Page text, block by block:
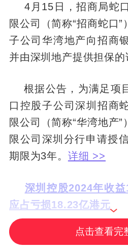
4月15日，招商局蛇
限公司（简称“招商蛇口
子公司华湾地产向招商
并由深圳地产提供担保的
根据公告，为满足项
口控股子公司深圳招商
限公司（简称“华湾地产
限公司深圳分行申请授
期限为3年。 详细 >>
深圳控股2024年收
应占亏损18.23亿港元
3月28日，深圳控股有
点击查看完